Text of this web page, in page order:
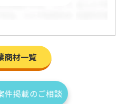
い合わせる
・編集して問い合わせ
商材一覧
件掲載のご相談